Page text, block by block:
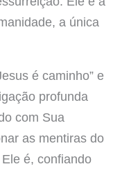
a única
é caminho” e
profunda
com Sua
as mentiras do
é, confiando